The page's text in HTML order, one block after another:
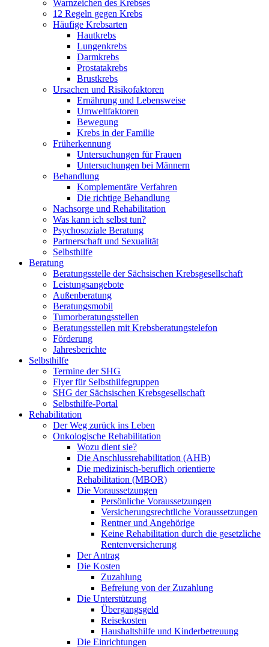
Warnzeichen des Krebses
12 Regeln gegen Krebs
Häufige Krebsarten
Hautkrebs
Lungenkrebs
Darmkrebs
Prostatakrebs
Brustkrebs
Ursachen und Risikofaktoren
Ernährung und Lebensweise
Umweltfaktoren
Bewegung
Krebs in der Familie
Früherkennung
Untersuchungen für Frauen
Untersuchungen bei Männern
Behandlung
Komplementäre Verfahren
Die richtige Behandlung
Nachsorge und Rehabilitation
Was kann ich selbst tun?
Psychosoziale Beratung
Partnerschaft und Sexualität
Selbsthilfe
Beratung
Beratungsstelle der Sächsischen Krebsgesellschaft
Leistungsangebote
Außenberatung
Beratungsmobil
Tumorberatungsstellen
Beratungsstellen mit Krebsberatungstelefon
Förderung
Jahresberichte
Selbsthilfe
Termine der SHG
Flyer für Selbsthilfegruppen
SHG der Sächsischen Krebsgesellschaft
Selbsthilfe-Portal
Rehabilitation
Der Weg zurück ins Leben
Onkologische Rehabilitation
Wozu dient sie?
Die Anschlussrehabilitation (AHB)
Die medizinisch-beruflich orientierte
Rehabilitation (MBOR)
Die Voraussetzungen
Persönliche Voraussetzungen
Versicherungsrechtliche Voraussetzungen
Rentner und Angehörige
Keine Rehabilitation durch die gesetzliche
Rentenversicherung
Der Antrag
Die Kosten
Zuzahlung
Befreiung von der Zuzahlung
Die Unterstützung
Übergangsgeld
Reisekosten
Haushaltshilfe und Kinderbetreuung
Die Einrichtungen